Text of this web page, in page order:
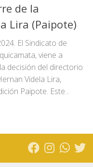
de la
Lira (Paipote)
El Sindicato de
viene a
decisión del directorio
Videla Lira,
Paipote. Este...